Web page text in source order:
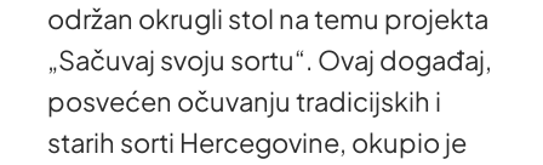
održan okrugli stol na temu projekta
„Sačuvaj svoju sortu“. Ovaj događaj,
posvećen očuvanju tradicijskih i
starih sorti Hercegovine, okupio je